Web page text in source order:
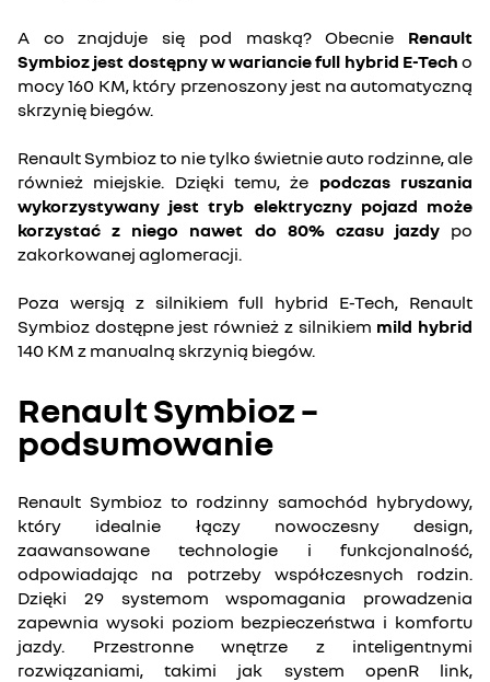
A co znajduje się pod maską? Obecnie Renault
Symbioz jest dostępny w wariancie full hybrid E-Tech o
mocy 160 KM, który przenoszony jest na automatyczną
skrzynię biegów.
Renault Symbioz to nie tylko świetnie auto rodzinne, ale
również miejskie. Dzięki temu, że podczas ruszania
wykorzystywany jest tryb elektryczny pojazd może
korzystać z niego nawet do 80% czasu jazdypo
zakorkowanej aglomeracji.
Poza wersją z silnikiem full hybrid E-Tech, Renault
Symbioz dostępne jest również z silnikiem mild hybrid
140 KM z manualną skrzynią biegów.
Renault Symbioz –
podsumowanie
Renault Symbioz to rodzinny samochód hybrydowy,
który idealnie łączy nowoczesny design,
zaawansowane technologie i funkcjonalność,
odpowiadając na potrzeby współczesnych rodzin.
Dzięki 29 systemom wspomagania prowadzenia
zapewnia wysoki poziom bezpieczeństwa i komfortu
jazdy. Przestronne wnętrze z inteligentnymi
rozwiązaniami, takimi jak system openR link,